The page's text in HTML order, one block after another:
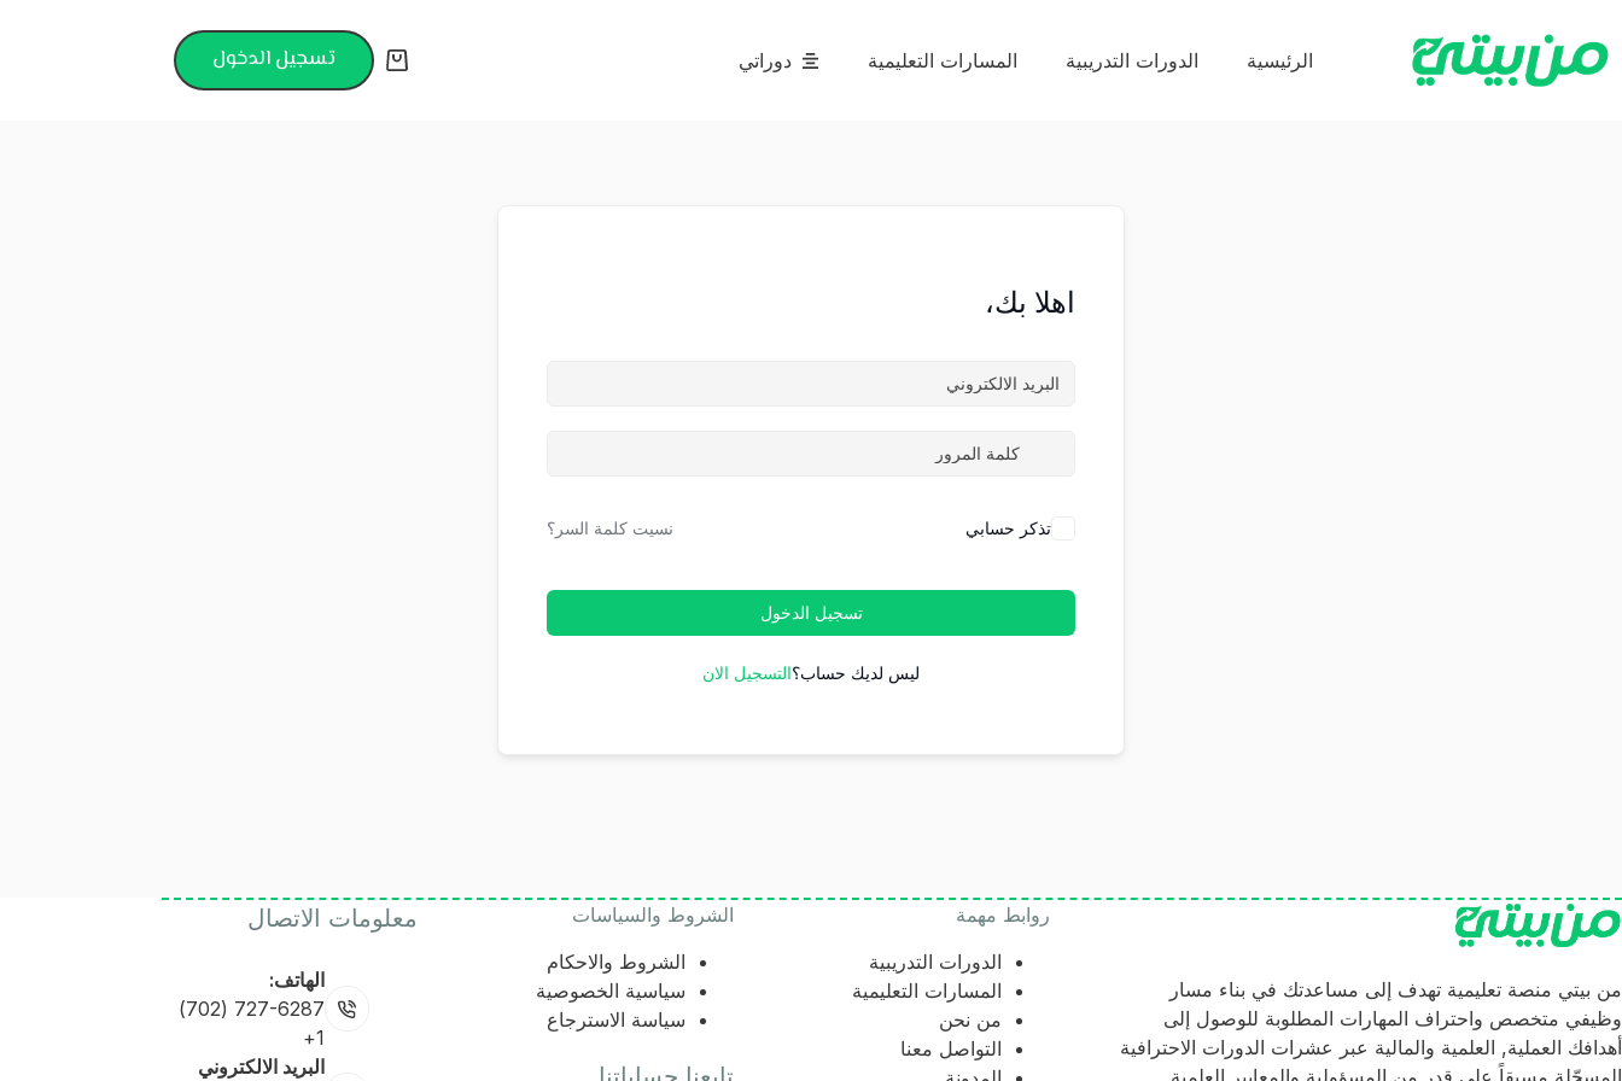
الرئيسية الدورات التدريبية المسارات التعليمية دوراتي تسجيل الدخول
اهلا بك،
تذكر حسابي نسيت كلمة السر؟
تسجيل الدخول
ليس لديك حساب؟التسجيل الان
من بيتي منصة تعليمية تهدف إلى مساعدتك في بناء مسار
وظيفي متخصص واحتراف المهارات المطلوبة للوصول إلى
أهدافك العملية, العلمية والمالية عبر عشرات الدورات الاحترافية
روابط مهمة
الدورات التدريبية
المسارات التعليمية
من نحن
التواصل معنا
الشروط والسياسات
الشروط والاحكام
سياسية الخصوصية
سياسة الاسترجاع
معلومات الاتصال
الهاتف:
727-6287 (702)
1+
البريد الالكتروني